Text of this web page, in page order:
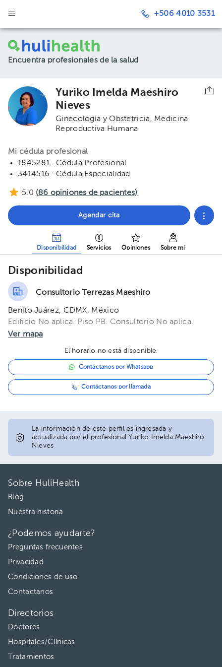
+506 4010 3531
Encuentra profesionales de la salud
Yuriko Imelda Maeshiro
Nieves
Ginecología y Obstetricia
Medicina
Reproductiva Humana
Mi cédula profesional
1845281 · Cédula Profesional
3414516 · Cédula Especialidad
5.0 (86 opiniones de pacientes)
Agendar cita
Disponibilidad Servicios Opiniones Sobre mí
Disponibilidad
Consultorio Terrezas Maeshiro
Benito Juárez, CDMX, México
Edificio No aplica. Piso PB. Consultorio No aplica.
Ver mapa
El horario no está disponible.
Contáctanos por Whatsapp
Contáctanos por llamada
La información de este perfil es ingresada y
actualizada por el profesional Yuriko Imelda Maeshiro
Nieves
Sobre HuliHealth
Blog
Nuestra historia
¿Podemos ayudarte?
Preguntas frecuentes
Privacidad
Condiciones de uso
Contactanos
Directorios
Doctores
Hospitales/Clínicas
Tratamientos